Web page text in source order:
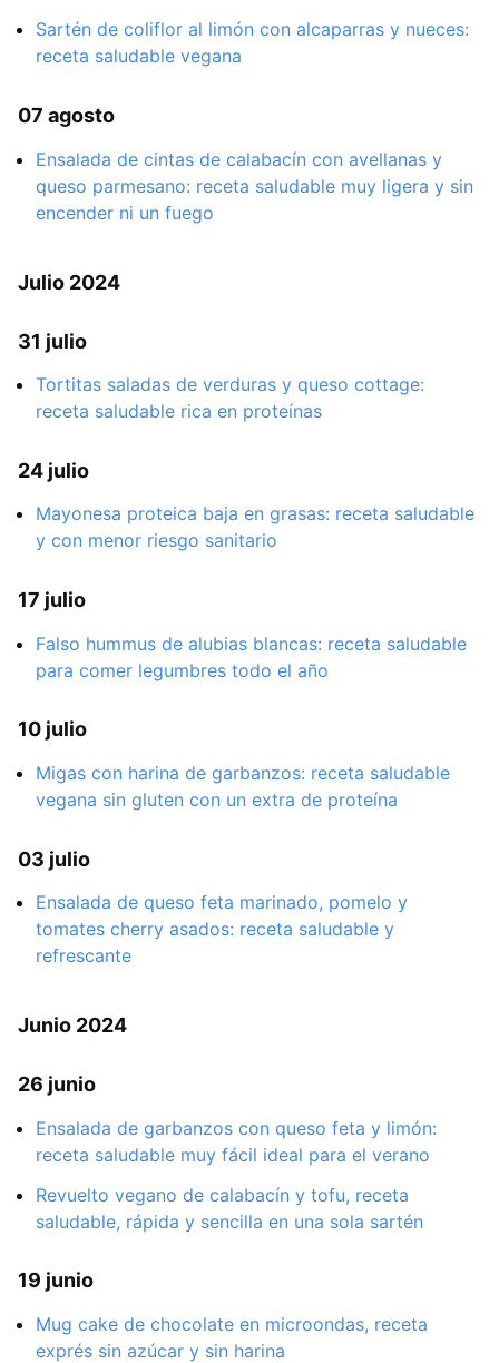
Sartén de coliflor al limón con alcaparras y nueces:
receta saludable vegana
07 agosto
Ensalada de cintas de calabacín con avellanas y
queso parmesano: receta saludable muy ligera y sin
encender ni un fuego
Julio 2024
31 julio
Tortitas saladas de verduras y queso cottage:
receta saludable rica en proteínas
24 julio
Mayonesa proteica baja en grasas: receta saludable
y con menor riesgo sanitario
17 julio
Falso hummus de alubias blancas: receta saludable
para comer legumbres todo el año
10 julio
Migas con harina de garbanzos: receta saludable
vegana sin gluten con un extra de proteína
03 julio
Ensalada de queso feta marinado, pomelo y
tomates cherry asados: receta saludable y
refrescante
Junio 2024
26 junio
Ensalada de garbanzos con queso feta y limón:
receta saludable muy fácil ideal para el verano
Revuelto vegano de calabacín y tofu, receta
saludable, rápida y sencilla en una sola sartén
19 junio
Mug cake de chocolate en microondas, receta
exprés sin azúcar y sin harina